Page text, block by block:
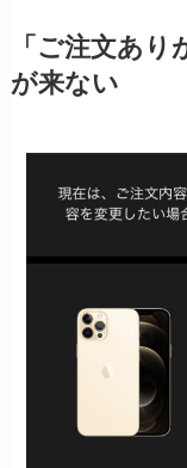
「ご注文あ
が来ない